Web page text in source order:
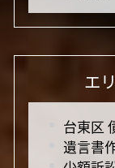
エ
台東区
遺言書